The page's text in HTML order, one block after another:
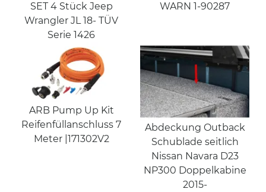
SET 4 Stück Jeep
Wrangler JL 18- TÜV
Serie 1426
WARN 1-90287
ARB Pump Up Kit
Reifenfüllanschluss 7
Meter |171302V2
Abdeckung Outback
Schublade seitlich
Nissan Navara D23
NP300 Doppelkabine
2015-